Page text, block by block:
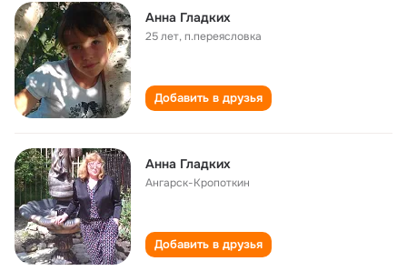
Анна Гладких
25 лет,п.переясловка
Добавить в друзья
Анна Гладких
Ангарск-Кропоткин
Добавить в друзья